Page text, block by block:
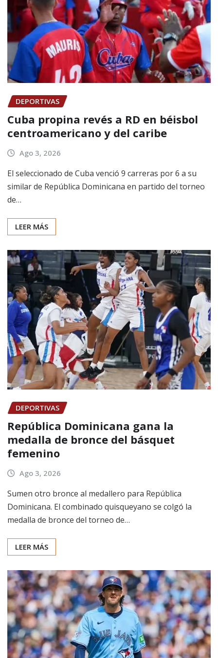
DEPORTIVAS
Cuba propina revés a RD en béisbol
centroamericano y del caribe
Ago 3, 2026
El seleccionado de Cuba venció 9 carreras por 6 a su
similar de República Dominicana en partido del torneo
de…
LEER MÁS
DEPORTIVAS
República Dominicana gana la
medalla de bronce del básquet
femenino
Ago 3, 2026
Sumen otro bronce al medallero para República
Dominicana. El combinado quisqueyano se colgó la
medalla de bronce del torneo de…
LEER MÁS